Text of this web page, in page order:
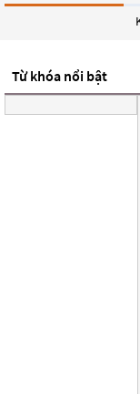
Từ khóa nổi bật